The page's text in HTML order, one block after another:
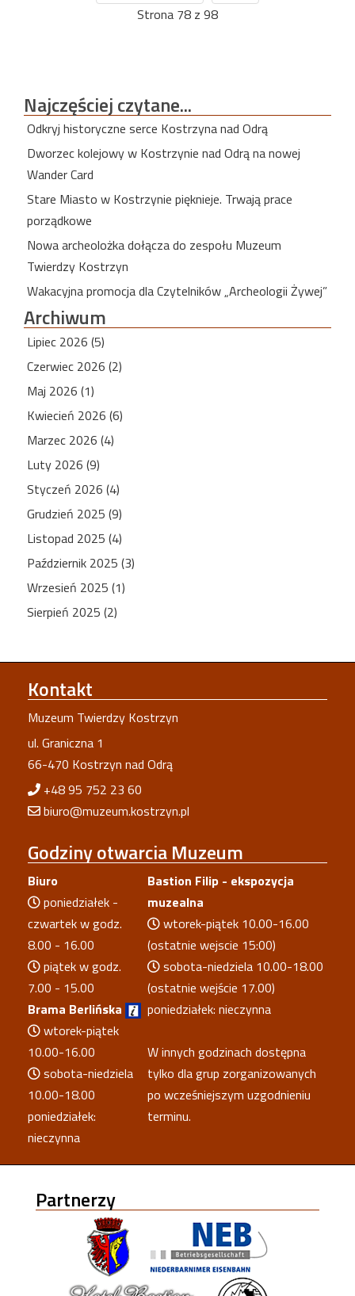
Strona 78 z 98
Najczęściejczytane...
Odkryj historyczne serce Kostrzyna nad Odrą
Dworzec kolejowy w Kostrzynie nad Odrą na nowej
Wander Card
Stare Miasto w Kostrzynie pięknieje. Trwają prace
porządkowe
Nowa archeolożka dołącza do zespołu Muzeum
Twierdzy Kostrzyn
Wakacyjna promocja dla Czytelników „Archeologii Żywej”
Archiwum
Lipiec 2026 (5)
Czerwiec 2026 (2)
Maj 2026 (1)
Kwiecień 2026 (6)
Marzec 2026 (4)
Luty 2026 (9)
Styczeń 2026 (4)
Grudzień 2025 (9)
Listopad 2025 (4)
Październik 2025 (3)
Wrzesień 2025 (1)
Sierpień 2025 (2)
Kontakt
Muzeum Twierdzy Kostrzyn
ul. Graniczna 1
66-470 Kostrzyn nad Odrą
+48 95 752 23 60
biuro@muzeum.kostrzyn.pl
Godzinyotwarcia Muzeum
Biuro
poniedziałek -
czwartek w godz.
8.00 - 16.00
piątek w godz.
7.00 - 15.00
Brama Berlińska
wtorek-piątek
10.00-16.00
sobota-niedziela
10.00-18.00
poniedziałek:
nieczynna
Bastion Filip - ekspozycja
muzealna
wtorek-piątek 10.00-16.00
(ostatnie wejscie 15:00)
sobota-niedziela 10.00-18.00
(ostatnie wejście 17.00)
poniedziałek: nieczynna
W innych godzinach dostępna
tylko dla grup zorganizowanych
po wcześniejszym uzgodnieniu
terminu.
Partnerzy